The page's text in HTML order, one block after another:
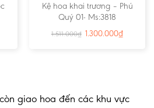
Kệ hoa khai trương – Phú
Quý 01- Ms:3818
1.511.000₫ 1.300.000₫
giao hoa đến các khu vực